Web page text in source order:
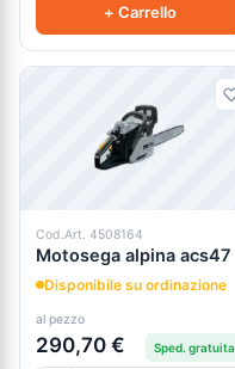
+ Carrello
Cod.Art. 4508164
Motosega alpina acs47
Disponibile su ordinazione
al pezzo
290,70 € Sped. gratuita